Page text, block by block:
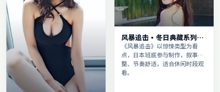
风暴追击·冬日典藏系列温
情叙事引人入胜
《风暴追击》以惊悚类型为看
点，日本班底参与制作，叙事完
整、节奏舒适，适合休闲时段观
看。